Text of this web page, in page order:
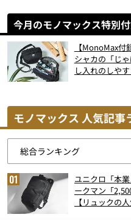
今月のモノマックス特別
【MonoMax付
シャカの「じ
し入れのしや
モノマックス 人気記事
ユニクロ「本
ークマン「
【リュックの